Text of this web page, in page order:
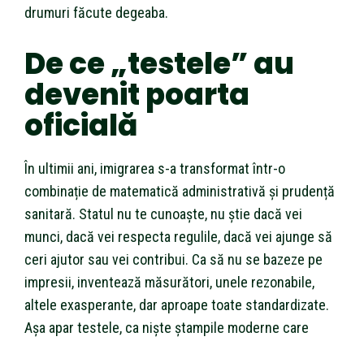
drumuri făcute degeaba.
De ce „testele” au
devenit poarta
oficială
În ultimii ani, imigrarea s-a transformat într-o
combinație de matematică administrativă și prudență
sanitară. Statul nu te cunoaște, nu știe dacă vei
munci, dacă vei respecta regulile, dacă vei ajunge să
ceri ajutor sau vei contribui. Ca să nu se bazeze pe
impresii, inventează măsurători, unele rezonabile,
altele exasperante, dar aproape toate standardizate.
Așa apar testele, ca niște ștampile moderne care